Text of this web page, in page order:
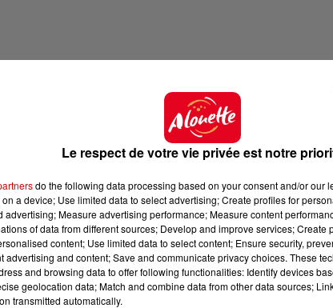
Plus à 7h55 !
Le respect de votre vie privée est notre
do the following data processing based on your consent and/or our
a device; Use limited data to select advertising; Create profiles for
advertising; Measure advertising performance; Measure content
of data from different sources; Develop and improve services; Create
content; Use limited data to select content; Ensure security,
advertising and content; Save and communicate privacy choices. These
and browsing data to offer following functionalities: Identify devices
geolocation data; Match and combine data from other data sources;
transmitted automatically.